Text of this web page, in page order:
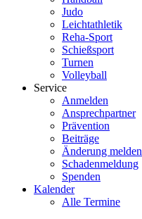
Judo
Leichtathletik
Reha-Sport
Schießsport
Turnen
Volleyball
Service
Anmelden
Ansprechpartner
Prävention
Beiträge
Änderung melden
Schadenmeldung
Spenden
Kalender
Alle Termine